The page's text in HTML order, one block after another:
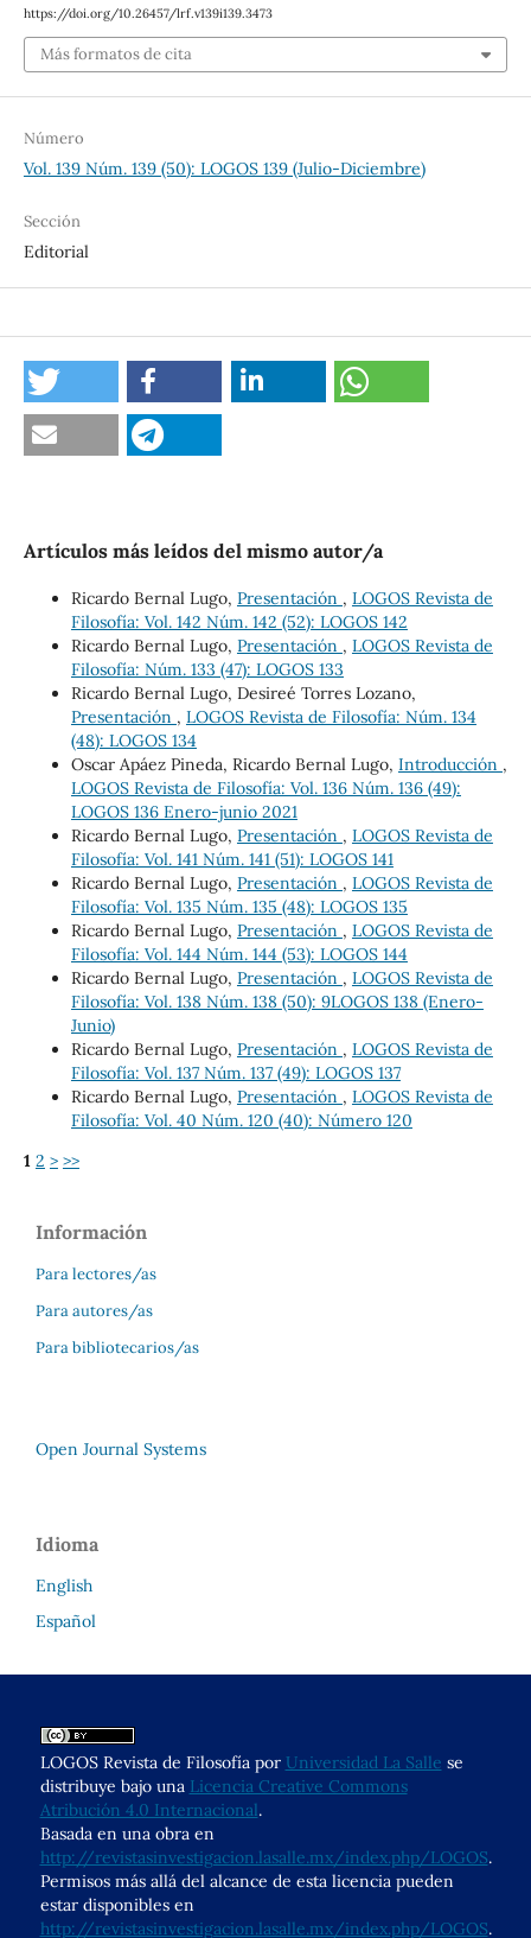
https://doi.org/10.26457/lrf.v139i139.3473
Más formatos de cita
Número
Vol. 139 Núm. 139 (50): LOGOS 139 (Julio-Diciembre)
Sección
Editorial
Artículos más leídos del mismo autor/a
Ricardo Bernal Lugo, Presentación , LOGOS Revista de
Filosofía: Vol. 142 Núm. 142 (52): LOGOS 142
Ricardo Bernal Lugo, Presentación , LOGOS Revista de
Filosofía: Núm. 133 (47): LOGOS 133
Ricardo Bernal Lugo, Desireé Torres Lozano,
Presentación , LOGOS Revista de Filosofía: Núm. 134
(48): LOGOS 134
Oscar Apáez Pineda, Ricardo Bernal Lugo, Introducción ,
LOGOS Revista de Filosofía: Vol. 136 Núm. 136 (49):
LOGOS 136 Enero-junio 2021
Ricardo Bernal Lugo, Presentación , LOGOS Revista de
Filosofía: Vol. 141 Núm. 141 (51): LOGOS 141
Ricardo Bernal Lugo, Presentación , LOGOS Revista de
Filosofía: Vol. 135 Núm. 135 (48): LOGOS 135
Ricardo Bernal Lugo, Presentación , LOGOS Revista de
Filosofía: Vol. 144 Núm. 144 (53): LOGOS 144
Ricardo Bernal Lugo, Presentación , LOGOS Revista de
Filosofía: Vol. 138 Núm. 138 (50): 9LOGOS 138 (Enero-
Junio)
Ricardo Bernal Lugo, Presentación , LOGOS Revista de
Filosofía: Vol. 137 Núm. 137 (49): LOGOS 137
Ricardo Bernal Lugo, Presentación , LOGOS Revista de
Filosofía: Vol. 40 Núm. 120 (40): Número 120
1 2 > >>
Información
Para lectores/as
Para autores/as
Para bibliotecarios/as
Open Journal Systems
Idioma
English
Español
LOGOS Revista de Filosofía por Universidad La Salle se
distribuye bajo una Licencia Creative Commons
Atribución 4.0 Internacional.
Basada en una obra en
http://revistasinvestigacion.lasalle.mx/index.php/LOGOS.
Permisos más allá del alcance de esta licencia pueden
estar disponibles en
http://revistasinvestigacion.lasalle.mx/index.php/LOGOS.